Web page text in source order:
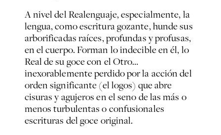
A nivel del Realenguaje, especialmente, la
lengua, como escritura gozante, hunde sus
arborificadas raíces, profundas y profusas,
en el cuerpo. Forman lo indecible en él, lo
Real de su goce con el Otro…
inexorablemente perdido por la acción del
orden significante (el logos) que abre
cisuras y agujeros en el seno de las más o
menos turbulentas o confusionales
escrituras del goce original.